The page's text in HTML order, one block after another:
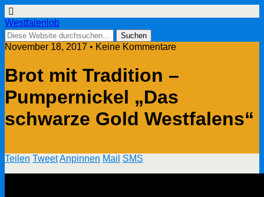
Westfalenlob
November 18, 2017 • Keine Kommentare
Brot mit Tradition –
Pumpernickel „Das
schwarze Gold Westfalens“
Teilen TweetAnpinnen Mail SMS